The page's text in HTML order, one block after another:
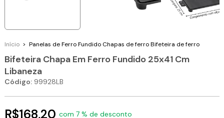
Início > Panelas de Ferro Fundido Chapas de ferro Bifeteira de ferro
Bifeteira Chapa Em Ferro Fundido 25x41 Cm
Libaneza
Código: 99928LB
R$168,20 com 7 % de desconto